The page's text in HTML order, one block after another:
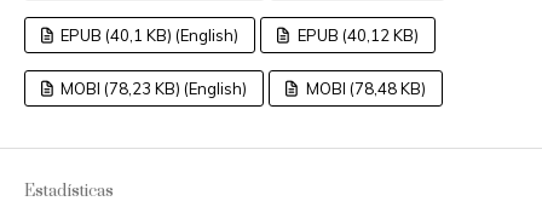
EPUB (40,1 KB) (English) EPUB (40,12 KB)
MOBI (78,23 KB) (English) MOBI (78,48 KB)
Estadísticas